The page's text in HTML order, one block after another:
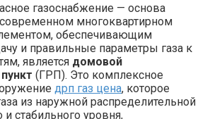
газоснабжение — основа
многоквартирном
обеспечивающим
и правильные параметры газа к
является домовой
(ГРП). Это комплексное
дрп газ цена, которое
из наружной распределительной
и стабильного уровня,